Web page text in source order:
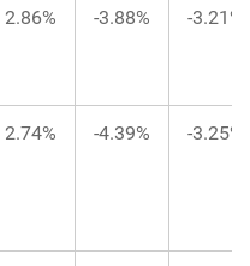
2.86% -3.88% -3.21%
2.74% -4.39% -3.25%